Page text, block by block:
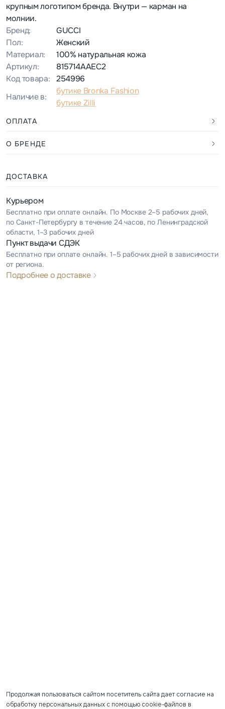
крупным логотипом бренда. Внутри — карман на
молнии.
Бренд:
GUCCI
Пол:
Женский
Материал:
100% натуральная кожа
Артикул:
815714AAEC2
Код товара:
254996
Наличие в:
бутике Bronka Fashion
бутике Zilli
ОПЛАТА
О БРЕНДЕ
ДОСТАВКА
Курьером
Бесплатно при оплате онлайн. По Москве 2–5 рабочих дней,
по Санкт-Петербургу в течение 24 часов, по Ленинградской
области, 1–3 рабочих дней
Пункт выдачи СДЭК
Бесплатно при оплате онлайн. 1–5 рабочих дней в зависимости
от региона.
Подробнее о доставке
Продолжая пользоваться сайтом посетитель сайта дает согласие на
обработку персональных данных с помощью cookie-файлов в